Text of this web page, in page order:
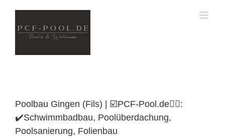
content
Poolbau Gingen (Fils) | ☑️PCF-Pool.de🏊🏼:
✔️Schwimmbadbau, Poolüberdachung,
Poolsanierung, Folienbau